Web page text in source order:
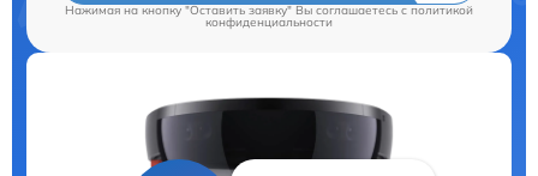
Нажимая на кнопку "Оставить заявку" Вы соглашаетесь cполитикой
конфиденциальности